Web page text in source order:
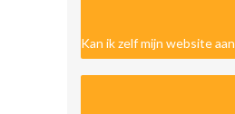
Kan ik zelf mijn website